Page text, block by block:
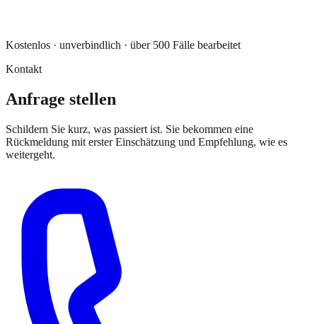
Kostenlos · unverbindlich · über 500 Fälle bearbeitet
Kontakt
Anfrage stellen
Schildern Sie kurz, was passiert ist. Sie bekommen eine
Rückmeldung mit erster Einschätzung und Empfehlung, wie es
weitergeht.